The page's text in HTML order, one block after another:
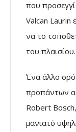
που
Valcan Laurin
να το
του πλαισίου.
Ένα άλλο
προπάντων
Robert
μανιατό